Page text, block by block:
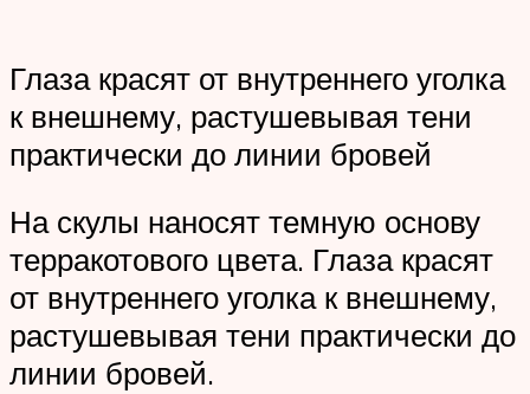
Глаза красят от внутреннего уголка
к внешнему, растушевывая тени
практически до линии бровей
На скулы наносят темную основу
терракотового цвета. Глаза красят
от внутреннего уголка к внешнему,
растушевывая тени практически до
линии бровей.